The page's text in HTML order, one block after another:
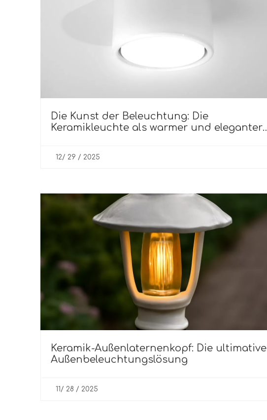
Die Kunst der Beleuchtung: Die
Keramikleuchte als warmer und eleganter
12/ 29 / 2025
Keramik-Außenlaternenkopf: Die ultimative
Außenbeleuchtungslösung
11/ 28 / 2025